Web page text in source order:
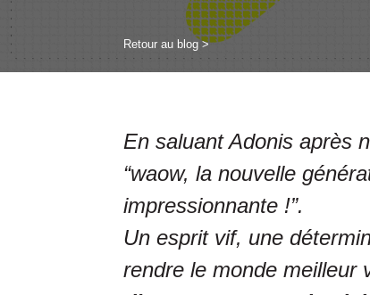
Retour au blog >
En saluant Adonis après
“waow, la nouvelle
impressionnante !”.
Un esprit vif, une
rendre le monde meilleur